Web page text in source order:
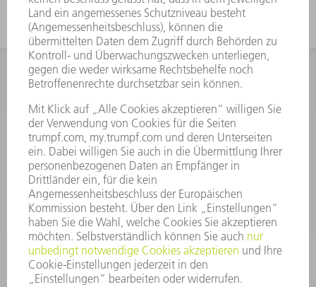
INFORMATION
Häufig gestellte Fragen
Allgemeine Geschäftsbedingungen
KONTAKT
After Sales
+43722160396550
Mo - Do: 08:00 -17:30 Uhr
Fr: 08:00 -16:30 Uhr
ersatzteile@at.trumpf.com